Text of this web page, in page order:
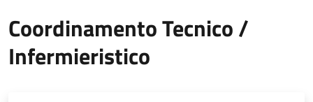
Coordinamento Tecnico /
Infermieristico